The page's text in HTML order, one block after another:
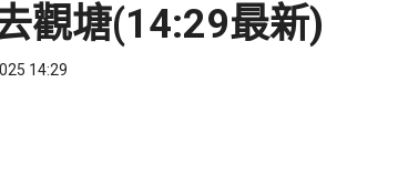
觀塘(14:29最新)
14:29